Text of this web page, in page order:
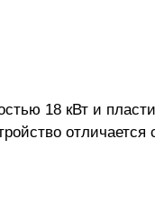
18 кВт и